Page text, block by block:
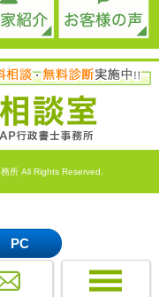
所 All Rights Reserved.
PC